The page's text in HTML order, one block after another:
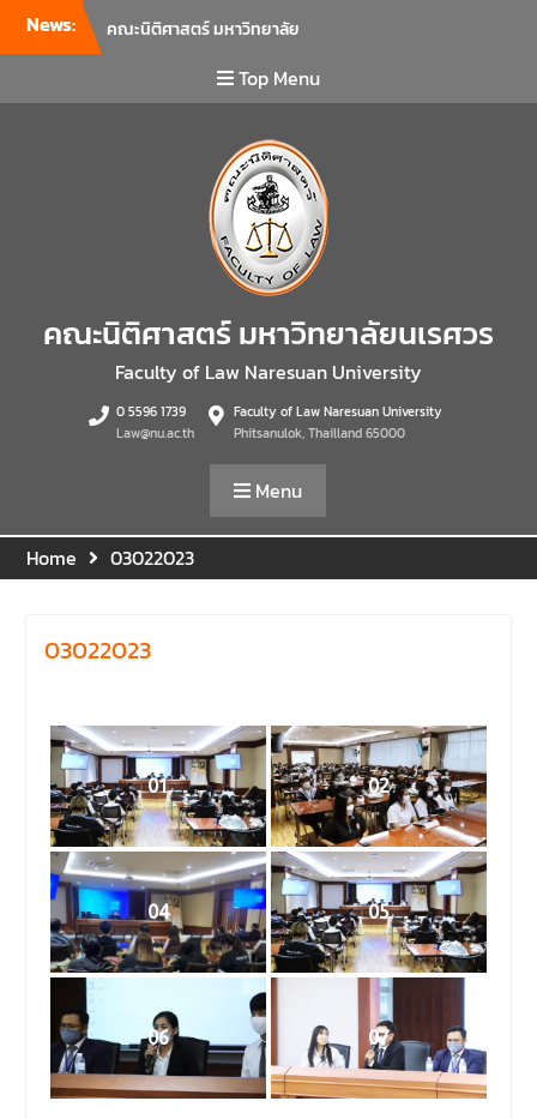
News:
คณะนิติศาสตร์ มหาวิทยาลัย
ความพร้อมเพื่อรับมือภัยพิบัติ
และปฐมพยาบาลเบื้องต้น
อาคารปราบไตรจักร 2
มหาวิทยาลัยนเรศวร โดย
กิจกรรมดังกล่าวจัดขึ้นสำหรับ
บุคลากรที่ปฏิบัติงาน ณ กลุ่ม
อาคารอุตสาหกรรมบริการ เพื่อ
ร่วมกันสร้างพื้นที่การทำงานที่
งานภายในกลุ่มอาคารทั้ง 3
คณะ และ 1 กอง
นเรศวร จัดโครงการปฐมนิเทศ
และพบผู้ปกครอง ประจำปีการ
ศึกษา 2569 โดยได้รับเกียรติ
จาก รองศาสตราจารย์ ดร.บุญ
ญรัตน์ โชคบันดาลชัย คณบดี
คณะนิติศาสตร์ ให้เกียรติเป็น
ประธานในพิธีเปิด พร้อมกล่าว
และนิสิตได้ทราบถึงนโยบาย
รองศาสตราจารย์ ดร.บุญญ
รัตน์ โชคบันดาลชัย คณบดี
คณะนิติศาสตร์ เป็นประธานที่
ประชุมผู้บริหารคณะพบ
บุคลากรคณะนิติศาสตร์ เพื่อ
เป็นการเตรียมพร้อมก่อนเปิด
ภาคเรียนต้น ปีการศึกษา 2569
พร้อมด้วยรองคณบดีทุกฝ่าย
เข้าร่วมแจ้งนโยบายแนวทาง
การบริหารงานในแต่ละด้านของ
คณะ รวมทั้งการเตรียมความ
พร้อมการจัดการเรียนการสอน
รายวิชาวิจัยทางกฎหมาย และ
รายวิชาตรรกศาสตร์และการ
เขียนในทางนิติศาสตร์ ณ ห้อง
Top Menu
คณะนิติศาสตร์ มหาวิทยาลัยนเรศวร
Faculty of Law Naresuan University
0 5596 1739
Law@nu.ac.th
Faculty of Law Naresuan University
Phitsanulok, Thailland 65000
Menu
Home 03022023
03022023
01 02
04 05
06 07